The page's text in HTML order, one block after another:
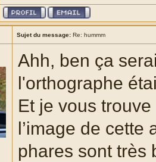
Sujet du message: Re: hummm
Ahh, ben ça
l'orthographe
Et je vous
l’image de cette
phares sont très